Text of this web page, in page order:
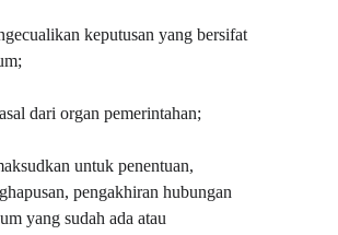
keputusan yang bersifat
dari organ pemerintahan;
untuk penentuan,
pengakhiran hubungan
yang sudah ada atau